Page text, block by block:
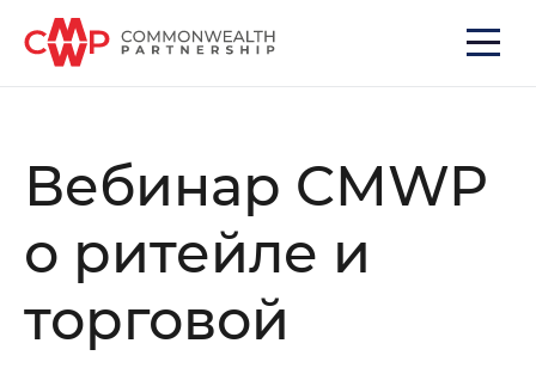
Вебинар CMWP
о ритейле и
торговой